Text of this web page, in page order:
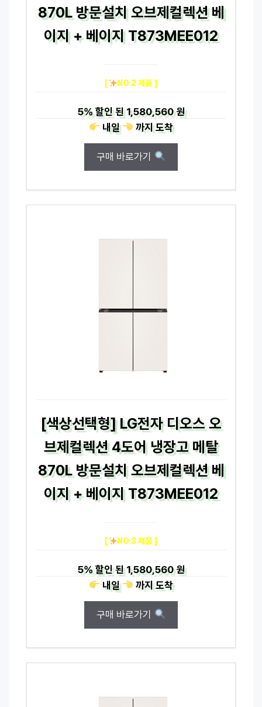
870L 방문설치 오브제컬렉션 베
이지 + 베이지 T873MEE012
[ NO.2 제품 ]
5%할인 된1,580,560 원
내일
까지도착
구매 바로가기
[색상선택형] LG전자 디오스 오
브제컬렉션 4도어 냉장고 메탈
870L 방문설치 오브제컬렉션 베
이지 + 베이지 T873MEE012
[ NO.3 제품 ]
5%할인 된1,580,560 원
내일
까지도착
구매 바로가기